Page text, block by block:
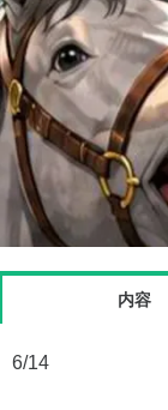
内容
6/14